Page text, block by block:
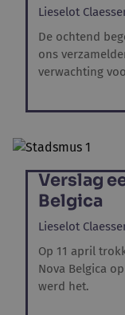
Lieselot
De ochtend
ons
verwachting
Verslag
Belgica
Lieselot
Op 11 april
Nova Belgica
werd het.